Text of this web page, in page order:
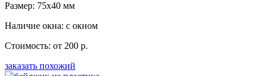
Размер: 75x40 мм
Наличие окна: с окном
Стоимость: от 200 р.
заказать похожий